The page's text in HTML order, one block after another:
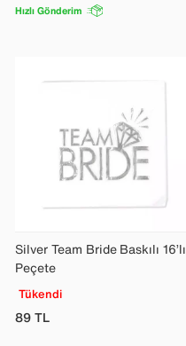
Hızlı Gönderim
Silver Team Bride Baskılı 16’lı
Peçete
Tükendi
89TL